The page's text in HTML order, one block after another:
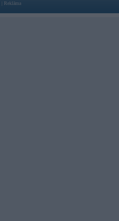
Reklāma